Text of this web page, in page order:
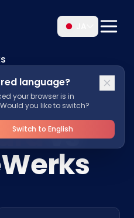
language?
your browser is in
you like to switch?
Switch to English
vs